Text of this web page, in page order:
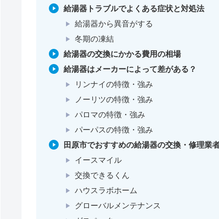
給湯器トラブルでよくある症状と対処法
給湯器から異音がする
冬期の凍結
給湯器の交換にかかる費用の相場
給湯器はメーカーによって差がある？
リンナイの特徴・強み
ノーリツの特徴・強み
パロマの特徴・強み
パーパスの特徴・強み
田原市でおすすめの給湯器の交換・修理業
イースマイル
交換できるくん
ハウスラボホーム
グローバルメンテナンス